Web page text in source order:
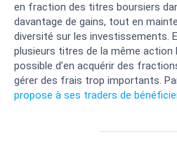
en fraction des titres boursiers
davantage de gains, tout en
diversité sur les investissements.
plusieurs titres de la même action
possible d’en acquérir des
gérer des frais trop importants.
propose à ses traders de